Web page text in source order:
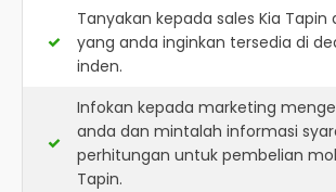
Tanyakan kepada sales Kia Tapin
yang anda inginkan tersedia di
inden.
Infokan kepada marketing
anda dan mintalah informasi
perhitungan untuk pembelian
Tapin.